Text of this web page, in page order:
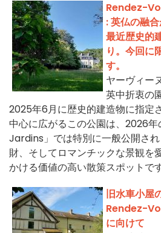
Rendez-
: 英仏の融
最近歴史的
り。今回に
す。
ヤーヴィー
英中折衷の
2025年6月に歴史的建造物に指定
中心に広がるこの公園は、2026
Jardins」では特別に一般公開さ
財、そしてロマンチックな景観を
かける価値の高い散策スポットで
旧水車小屋
Rendez-
に向けて